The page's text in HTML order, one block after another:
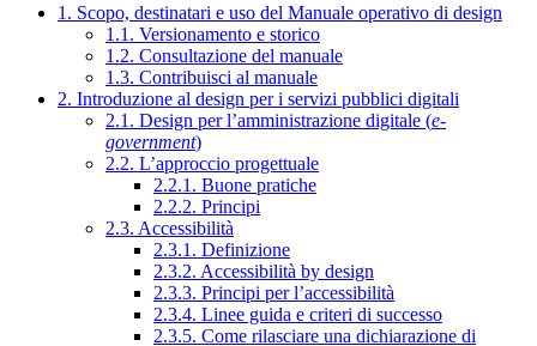
1. Scopo, destinatari e uso del Manuale operativo di design
1.1. Versionamento e storico
1.2. Consultazione del manuale
1.3. Contribuisci al manuale
2. Introduzione al design per i servizi pubblici digitali
2.1. Design per l’amministrazione digitale (e-
government)
2.2. L’approccio progettuale
2.2.1. Buone pratiche
2.2.2. Principi
2.3. Accessibilità
2.3.1. Definizione
2.3.2. Accessibilità by design
2.3.3. Principi per l’accessibilità
2.3.4. Linee guida e criteri di successo
2.3.5. Come rilasciare una dichiarazione di